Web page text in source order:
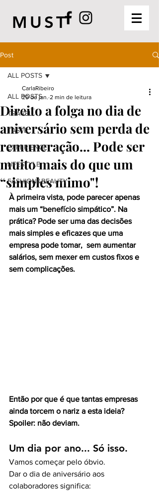
MUST
Post
ALL POSTS
TRAVEL
TASTE
EXPERIENCE
LIFESTYLE
FASHION&BEAUTY
ALL POSTS
Direito a folga no dia de
aniversário sem perda de
remuneração... Pode ser
muito mais do que um
“simples mimo"!
CarlaRibeiro
29 de jan. 2 min de leitura
À primeira vista, pode parecer apenas
mais um “benefício simpático”. Na
prática? Pode ser uma das decisões
mais simples e eficazes que uma
empresa pode tomar,  sem aumentar
salários, sem mexer em custos fixos e
sem complicações.
Então por que é que tantas empresas
ainda torcem o nariz a esta ideia?
Spoiler: não deviam.
Um dia por ano... Só isso.
Vamos começar pelo óbvio.
Dar o dia de aniversário aos
colaboradores significa: